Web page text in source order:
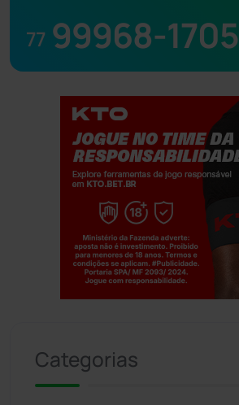
77 99968-1705
Categorias